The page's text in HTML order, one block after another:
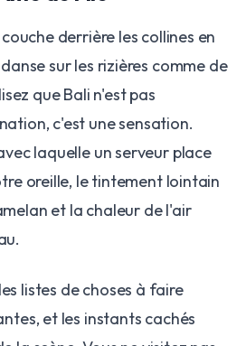
derrière les collines en
sur les rizières comme de
que Bali n'est pas
c'est une sensation.
laquelle un serveur place
oreille, le tintement lointain
et la chaleur de l'air
listes de choses à faire
et les instants cachés